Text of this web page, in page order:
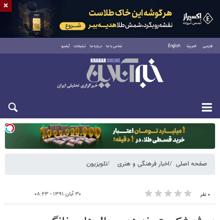
فارسی العربية English تماس با ما درباره ما تبلیغات آرشیو
دوشنبه ۱۹ مرداد ۱۴۰۵
صفحه اصلی اخبار فرهنگی و هنری تلویزیون
۰ نفر ۳۰ آبان ۱۳۹۱ - ۰۸:۲۳
×